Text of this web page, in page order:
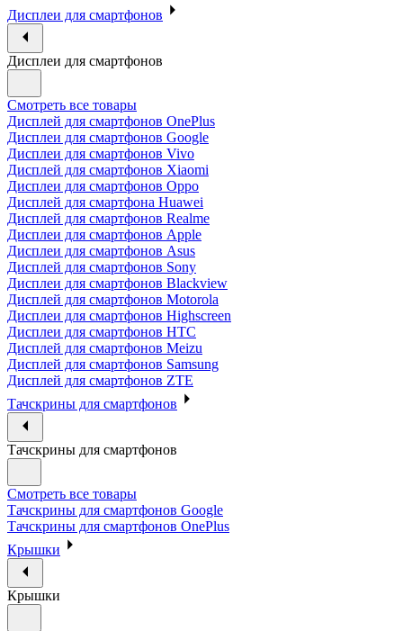
Дисплеи для смартфонов
Дисплеи для смартфонов
Смотреть все товары
Дисплей для смартфонов OnePlus
Дисплеи для смартфонов Google
Дисплеи для смартфонов Vivo
Дисплей для смартфонов Xiaomi
Дисплеи для смартфонов Oppo
Дисплей для смартфона Huawei
Дисплей для смартфонов Realme
Дисплеи для смартфонов Apple
Дисплеи для смартфонов Asus
Дисплей для смартфонов Sony
Дисплеи для смартфонов Blackview
Дисплей для смартфонов Motorola
Дисплеи для смартфонов Highscreen
Дисплеи для смартфонов HTC
Дисплей для смартфонов Meizu
Дисплей для смартфонов Samsung
Дисплей для смартфонов ZTE
Тачскрины для смартфонов
Тачскрины для смартфонов
Смотреть все товары
Тачскрины для смартфонов Google
Тачскрины для смартфонов OnePlus
Крышки
Крышки